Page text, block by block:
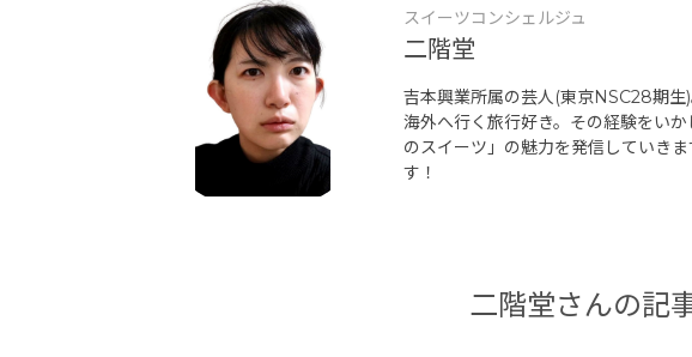
スイーツコンシェルジュ
二階堂
吉本興業所属の芸人(東京NSC28期
海外へ行く旅行好き。その経験をい
のスイーツ」の魅力を発信していき
す！
二階堂さんの記